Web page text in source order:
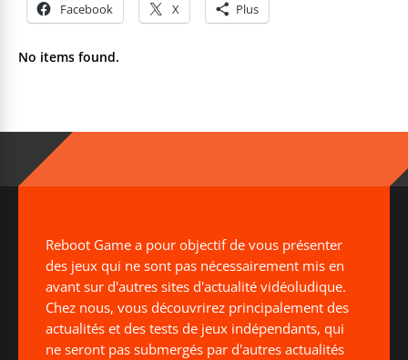
Facebook X Plus
No items found.
Reboot Game a pour objectif de vous présenter
des jeux qui ne sont pas nécessairement mis en
avant sur d'autres sites d'actualité vidéoludique.
Chez nous, vous découvrirez principalement des
actualités et des tests de jeux indépendants, qui
ne seront pas submergés par d'autres actualités